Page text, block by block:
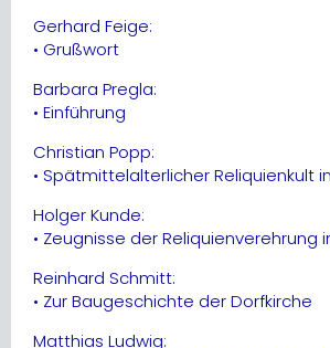
Gerhard Feige:
• Grußwort
Barbara Pregla:
• Einführung
Christian Popp:
• Spätmittelalterlicher Reliquienkult
Holger Kunde:
• Zeugnisse der
Reinhard Schmitt:
• Zur Baugeschichte der Dorfkirche
Matthias Ludwig: